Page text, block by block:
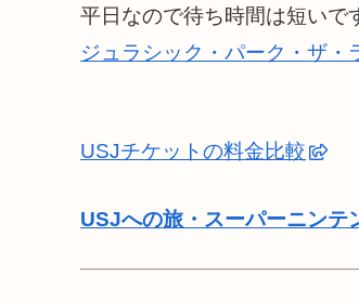
平日なので待ち時間は短いで
ジュラシック・パーク・ザ・
USJチケットの料金比較
USJへの旅・スーパーニンテ